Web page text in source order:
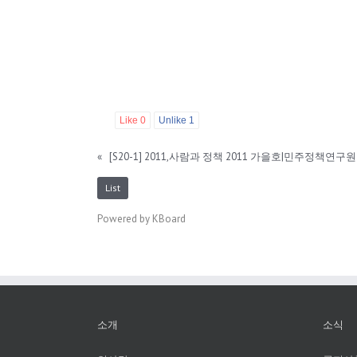
Like 0 Unlike 1
« [S20-1] 2011,사람과 정책 2011 가을호|민주정책연구원
List
Powered by KBoard
소개 소식